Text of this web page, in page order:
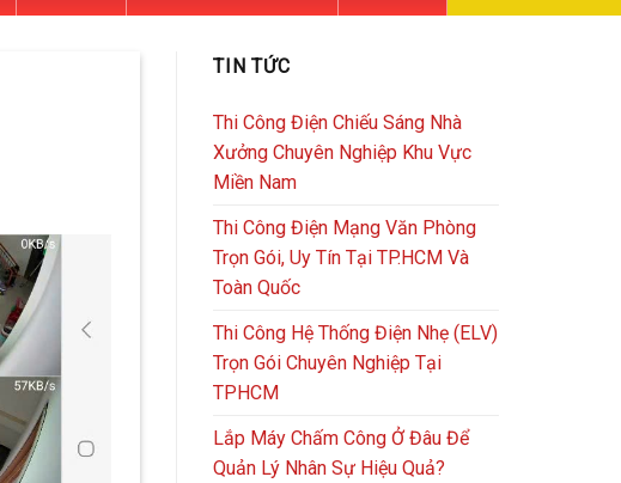
TIN TỨC
Thi Công Điện Chiếu Sáng Nhà
Xưởng Chuyên Nghiệp Khu Vực
Miền Nam
Thi Công Điện Mạng Văn Phòng
Trọn Gói, Uy Tín Tại TP.HCM Và
Toàn Quốc
Thi Công Hệ Thống Điện Nhẹ (ELV)
Trọn Gói Chuyên Nghiệp Tại
TPHCM
Lắp Máy Chấm Công Ở Đâu Để
Quản Lý Nhân Sự Hiệu Quả?